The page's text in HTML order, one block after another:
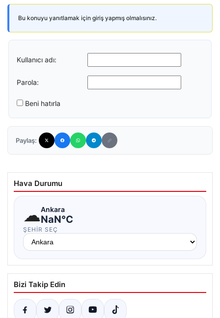
Bu konuyu yanıtlamak için giriş yapmış olmalısınız.
Kullanıcı adı:
Parola:
Beni hatırla
Paylaş:
Hava Durumu
☁Ankara
NaN°C
ŞEHIR SEÇ
Bizi Takip Edin